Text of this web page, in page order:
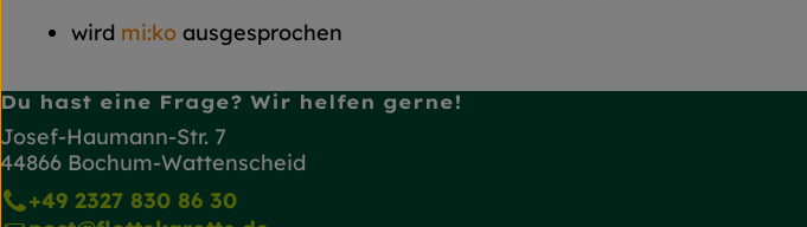
wird mi:ko ausgesprochen
Du hast eine Frage? Wir helfen gerne!
Josef-Haumann-Str. 7
44866 Bochum-Wattenscheid
+49 2327 830 86 30